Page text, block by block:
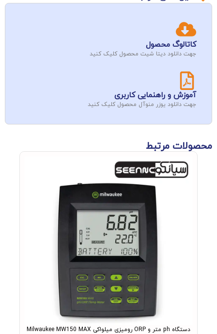
کاتالوگ محصول
جهت دانلود دیتا شیت محصول کلیک کنید
آموزش و راهنمایی کاربری
جهت دانلود یوزر منوآل محصول کلیک کنید
محصولات مرتبط
دستگاه ph متر و ORP رومیزی میلواکی Milwaukee MW150 MAX